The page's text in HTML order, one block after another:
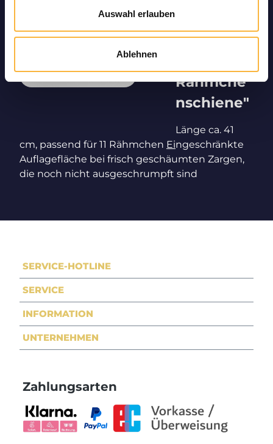
Auswahl erlauben
Ablehnen
formation
Rähmche
nschiene"
Länge ca. 41
cm, passend für 11 Rähmchen Eingeschränkte
Auflagefläche bei frisch geschäumten Zargen,
die noch nicht ausgeschrumpft sind
SERVICE-HOTLINE
SERVICE
INFORMATION
UNTERNEHMEN
Zahlungsarten